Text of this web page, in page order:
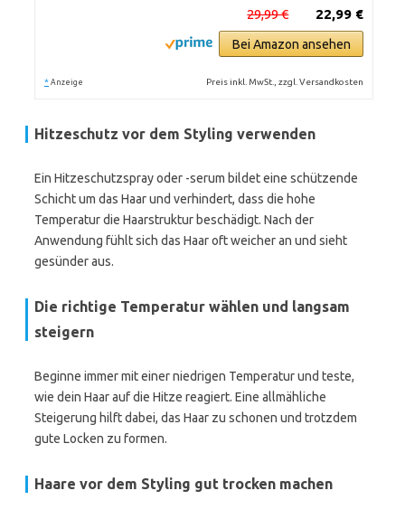
22,99 €
29,99 €
Bei Amazon ansehen
* Anzeige Preis inkl. MwSt., zzgl. Versandkosten
Hitzeschutz vor dem Styling verwenden
Ein Hitzeschutzspray oder -serum bildet eine schützende
Schicht um das Haar und verhindert, dass die hohe
Temperatur die Haarstruktur beschädigt. Nach der
Anwendung fühlt sich das Haar oft weicher an und sieht
gesünder aus.
Die richtige Temperatur wählen und langsam
steigern
Beginne immer mit einer niedrigen Temperatur und teste,
wie dein Haar auf die Hitze reagiert. Eine allmähliche
Steigerung hilft dabei, das Haar zu schonen und trotzdem
gute Locken zu formen.
Haare vor dem Styling gut trocken machen